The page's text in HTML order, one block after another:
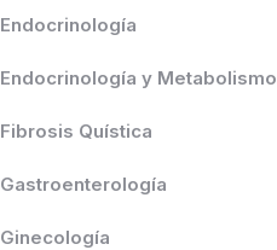
Endocrinología
Endocrinología y Metabolismo
Fibrosis Quística
Gastroenterología
Ginecología